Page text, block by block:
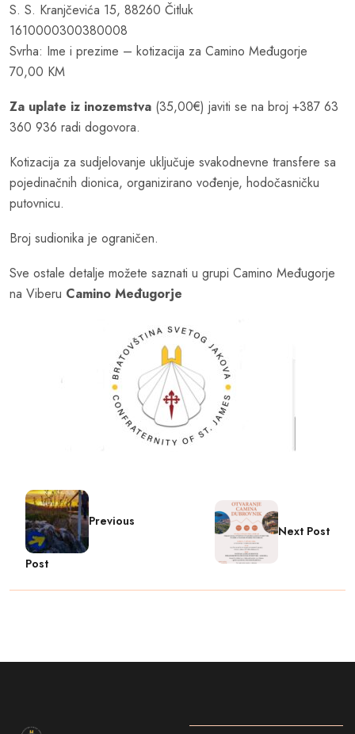
S. S. Kranjčevića 15, 88260 Čitluk
1610000300380008
Svrha: Ime i prezime – kotizacija za Camino Međugorje
70,00 KM
Za uplate iz inozemstva (35,00€) javiti se na broj +387 63
360 936 radi dogovora.
Kotizacija za sudjelovanje uključuje svakodnevne transfere sa
pojedinačnih dionica, organizirano vođenje, hodočasničku
putovnicu.
Broj sudionika je ograničen.
Sve ostale detalje možete saznati u grupi Camino Međugorje
na Viberu Camino Međugorje
Previous
Post
Next Post